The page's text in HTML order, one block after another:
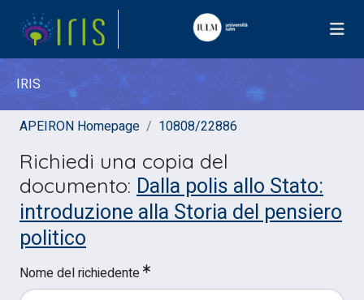
IRIS
APEIRON Homepage 10808/22886
Richiedi una copia del
documento: Dalla polis allo Stato:
introduzione alla Storia del pensiero
politico
Nome del richiedente